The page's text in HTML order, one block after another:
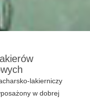
lakierniczy
w dobrej